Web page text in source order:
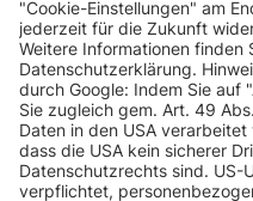
INFORMATIONEN
KUNDENSERVICE
INFORMATIONEN